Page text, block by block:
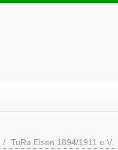
TuRa Elsen 1894/1911 e.V.